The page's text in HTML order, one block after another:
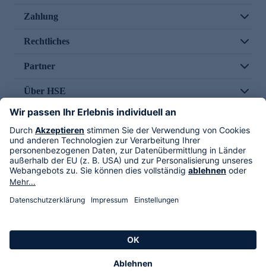
Zahlung
Rechtliches
Partner
Über HSE
Im TV
HSE International